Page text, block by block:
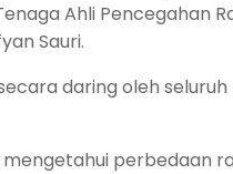
Ahli Pencegahan
Sauri.
daring oleh seluruh
perbedaan